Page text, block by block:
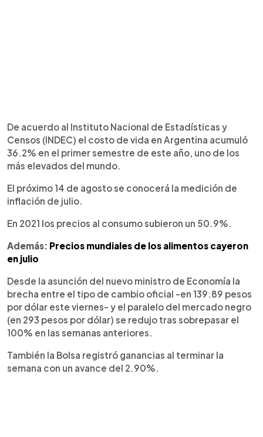
De acuerdo al Instituto Nacional de Estadísticas y
Censos (INDEC) el costo de vida en Argentina acumuló
36.2% en el primer semestre de este año, uno de los
más elevados del mundo.
El próximo 14 de agosto se conocerá la medición de
inflación de julio.
En 2021 los precios al consumo subieron un 50.9%.
Además: Precios mundiales de los alimentos cayeron
en julio
Desde la asunción del nuevo ministro de Economía la
brecha entre el tipo de cambio oficial -en 139.89 pesos
por dólar este viernes- y el paralelo del mercado negro
(en 293 pesos por dólar) se redujo tras sobrepasar el
100% en las semanas anteriores.
También la Bolsa registró ganancias al terminar la
semana con un avance del 2.90%.